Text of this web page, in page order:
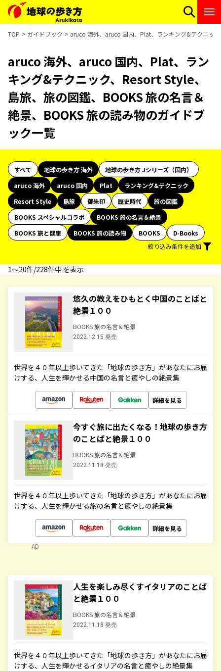
TOP ガイドブック aruco 海外、aruco 国内、Plat、ランキング&テクニッ
aruco 海外、aruco 国内、Plat、ラン
キング&テクニック、Resort Style、
島旅、旅の図鑑、BOOKS 旅の名言＆
絶景、BOOKS 旅の読み物のガイドブ
ック一覧
すべて 地球の歩き方 海外
地球の歩き方 Jシリーズ（国内）
aruco 海外
aruco 国内 Plat
ランキング&テクニック
Resort Style
島旅 御朱印 歴史時代
旅の図鑑
BOOKS スペシャルコラボ
BOOKS 旅の名言＆絶景
BOOKS 旅と健康
BOOKS 旅の読み物 BOOKS
D-Books
絞り込み条件を追加
1〜20件/228件中 を表示
悠久の教えをひもとく中国のことばと
絶景１００
BOOKS 旅の名言＆絶景
2022.12.15 発売
世界を４０年以上歩いてきた「地球の歩き方」があなたにお届
けする、人生を輝かせる中国の名言と癒やしの絶景集
詳細を見る
今すぐ旅に出たくなる！地球の歩き方
のことばと絶景１００
BOOKS 旅の名言＆絶景
2022.11.18 発売
世界を４０年以上歩いてきた「地球の歩き方」があなたにお届
けする、人生を輝かせる旅の名言と癒やしの絶景集
詳細を見る
AD
人生を楽しみ尽くすイタリアのことば
と絶景１００
BOOKS 旅の名言＆絶景
2022.11.18 発売
世界を４０年以上歩いてきた「地球の歩き方」があなたにお届
けする、人生を輝かせるイタリアの名言と癒やしの絶景集